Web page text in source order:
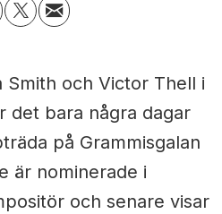
Smith och Victor Thell i
det bara några dagar
på Grammisgalan
är nominerade i
och senare visar